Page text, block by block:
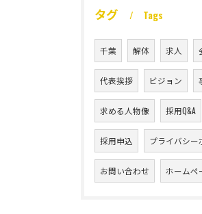
タグ Tags
千葉 解体 求人
代表挨拶 ビジョン
求める人物像 採用Q&A
採用申込 プライバシー
お問い合わせ ホームペ